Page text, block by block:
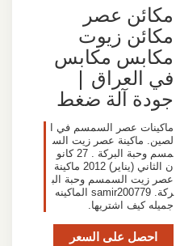
مكائن عصر
مكائن زيوت
مكابس مكابس
في العراق |
جودة آلة ضغط
ماكينات عصر السمسم في ا
لصين. ماكينة عصر زيت الس
مسم وحبة البركة . 27 كانو
ن الثاني (يناير) 2012 ماكينة
عصر زيت السمسم وحبة الب
ركة. samir200779 الماكينه
جميله كيف اشتريها.
احصل على السعر